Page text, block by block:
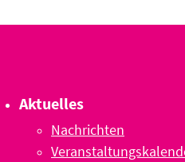
Aktuelles
Nachrichten